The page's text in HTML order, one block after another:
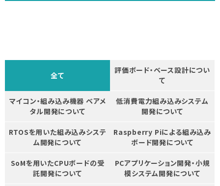
全て
評価ボード・ベース設計につい
て
マイコン・組み込み機器 ベアメ
タル開発について
低消費電力組み込みシステム
開発について
RTOSを用いた組み込みシステ
ム開発について
Raspberry Piによる組み込み
ボード開発について
SoMを用いたCPUボードの受
託開発について
PCアプリケーション開発・小規
模システム開発について